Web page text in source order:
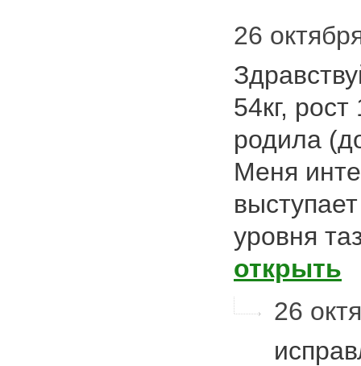
26
54кг,
родила
Меня
уровня
открыть
26